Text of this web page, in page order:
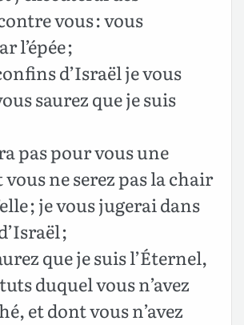
vous : vous
l’épée ;
d’Israël je vous
saurez que je suis
pas pour vous une
ne serez pas la chair
; je vous jugerai dans
;
que je suis l’Éternel,
duquel vous n’avez
et dont vous n’avez